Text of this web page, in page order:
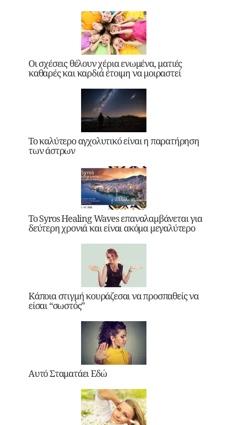
Οι σχέσεις θέλουν χέρια ενωμένα, ματιές
καθαρές και καρδιά έτοιμη να μοιραστεί
Το καλύτερο αγχολυτικό είναι η παρατήρηση
των άστρων
Το Syros Healing Waves επαναλαμβάνεται για
δεύτερη χρονιά και είναι ακόμα μεγαλύτερο
Κάποια στιγμή κουράζεσαι να προσπαθείς να
είσαι “σωστός”
Αυτό Σταματάει Εδώ